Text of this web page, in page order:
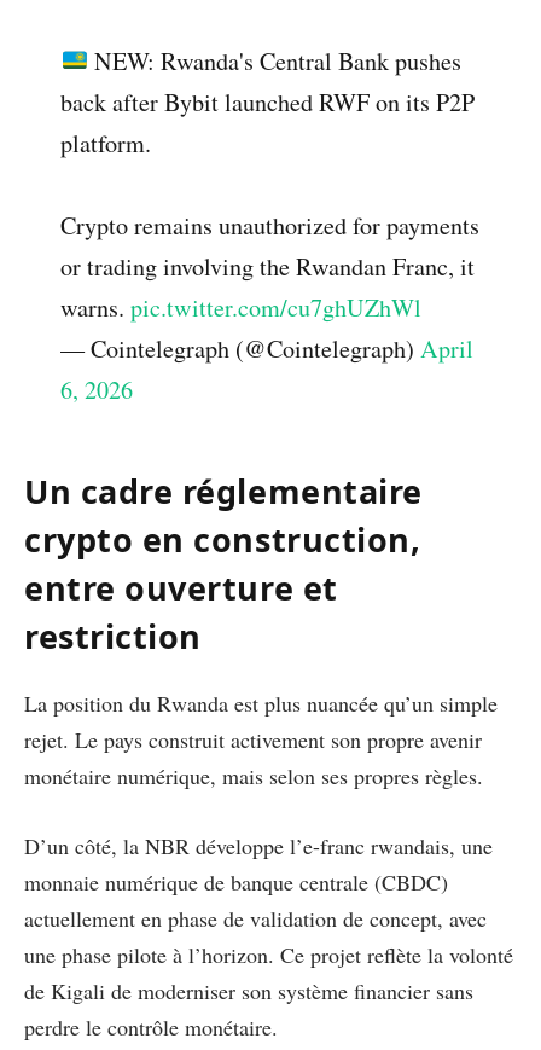
NEW: Rwanda's Central Bank pushes
back after Bybit launched RWF on its P2P
platform.
Crypto remains unauthorized for payments
or trading involving the Rwandan Franc, it
warns.pic.twitter.com/cu7ghUZhWl
— Cointelegraph (@Cointelegraph)April
6, 2026
Un cadre réglementaire
crypto en construction,
entre ouverture et
restriction
La position du Rwanda est plus nuancée qu’un simple
rejet. Le pays construit activement son propre avenir
monétaire numérique, mais selon ses propres règles.
D’un côté, la NBR développe l’e-franc rwandais, une
monnaie numérique de banque centrale (CBDC)
actuellement en phase de validation de concept, avec
une phase pilote à l’horizon. Ce projet reflète la volonté
de Kigali de moderniser son système financier sans
perdre le contrôle monétaire.